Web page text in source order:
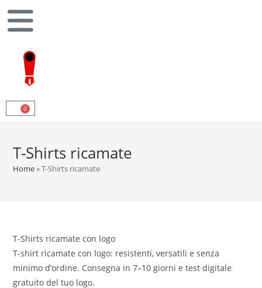
0
T-Shirts ricamate
Home»T-Shirts ricamate
T-Shirts ricamate con logo
T-shirt ricamate con logo: resistenti, versatili e senza
minimo d’ordine. Consegna in 7–10 giorni e test digitale
gratuito del tuo logo.